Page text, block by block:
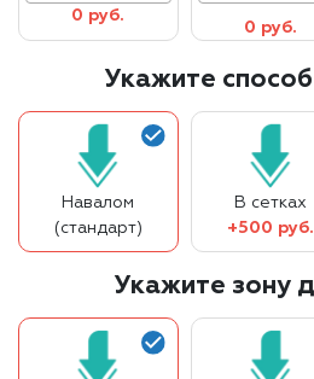
0 руб.
0 руб.
Укажите
Навалом
(стандарт)
В сетках
+500 руб.
Укажите зону